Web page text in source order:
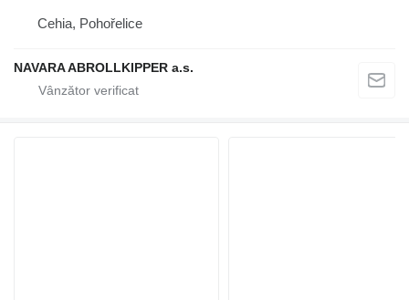
Cehia, Pohořelice
NAVARA ABROLLKIPPER a.s.